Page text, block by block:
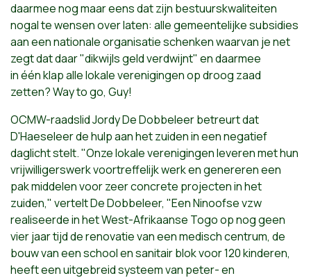
daarmee nog maar eens dat zijn bestuurskwaliteiten
nogal te wensen over laten: alle gemeentelijke subsidies
aan een nationale organisatie schenken waarvan je net
zegt dat daar "dikwijls geld verdwijnt" en daarmee
inéénklapalle lokale verenigingen op droog zaad
zetten? Way to go, Guy!
OCMW-raadslid Jordy De Dobbeleer betreurt dat
D'Haeseleer de hulp aan het zuiden in een negatief
daglicht stelt. "Onze lokale verenigingen leveren met hun
vrijwilligerswerk voortreffelijk werk en genereren een
pak middelen voor zeer concrete projecten in het
zuiden," vertelt De Dobbeleer, "Een Ninoofse vzw
realiseerde in het West-Afrikaanse Togo op nog geen
vier jaar tijd de renovatie van een medisch centrum, de
bouw van een school en sanitair blok voor 120 kinderen,
heeft een uitgebreid systeem van peter- en